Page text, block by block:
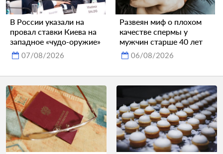
В России указали на
провал ставки Киева на
западное «чудо-оружие»
07/08/2026
Развеян миф о плохом
качестве спермы у
мужчин старше 40 лет
06/08/2026